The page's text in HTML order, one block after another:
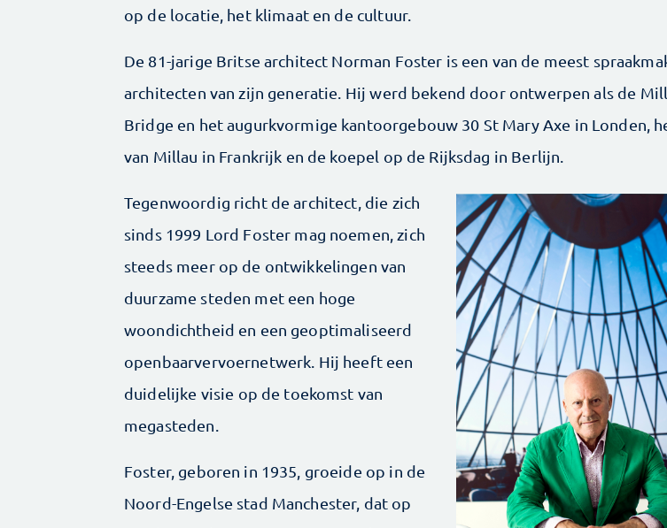
op de locatie, het klimaat en de ­cultuur.
De 81-jarige Britse architect Norman Foster is een van de meest
architecten van zijn generatie. Hij werd bekend door ontwerpen als de
Bridge en het augurk­vormige kantoorgebouw 30 St Mary Axe in Londen,
van Millau in Frankrijk en de koepel op de Rijksdag in Berlijn.
Tegenwoordig richt de architect, die zich
sinds 1999 Lord Foster mag noemen, zich
steeds meer op de ontwikkelingen van
duurzame steden met een hoge
woondichtheid en een geoptimaliseerd
openbaarvervoernetwerk. Hij heeft een
duidelijke visie op de toekomst van
megasteden.
Foster, geboren in 1935, groeide op in de
Noord-Engelse stad Manchester, dat op